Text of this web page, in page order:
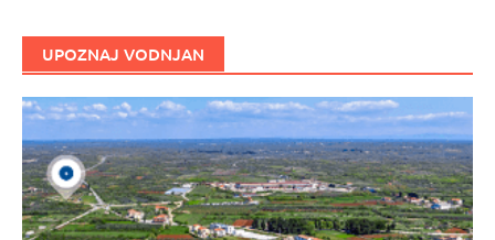
UPOZNAJ VODNJAN